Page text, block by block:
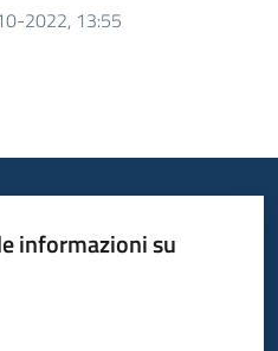
2022, 13:55
informazioni su